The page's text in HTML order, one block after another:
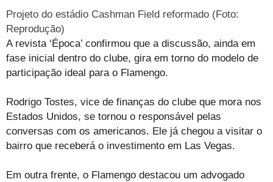
Projeto do estádio Cashman Field reformado (Foto:
Reprodução)
A revista ‘Época’ confirmou que a discussão, ainda em
fase inicial dentro do clube, gira em torno do modelo de
participação ideal para o Flamengo.
Rodrigo Tostes, vice de finanças do clube que mora nos
Estados Unidos, se tornou o responsável pelas
conversas com os americanos. Ele já chegou a visitar o
bairro que receberá o investimento em Las Vegas.
Em outra frente, o Flamengo destacou um advogado